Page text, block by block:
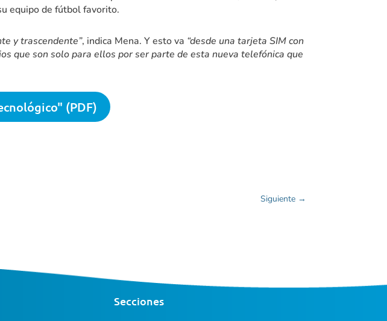
equipo de fútbol favorito.
y trascendente”, indica Mena. Y esto va “desde una tarjeta SIM con
que son solo para ellos por ser parte de esta nueva telefónica que
(PDF)
Siguiente→
Secciones